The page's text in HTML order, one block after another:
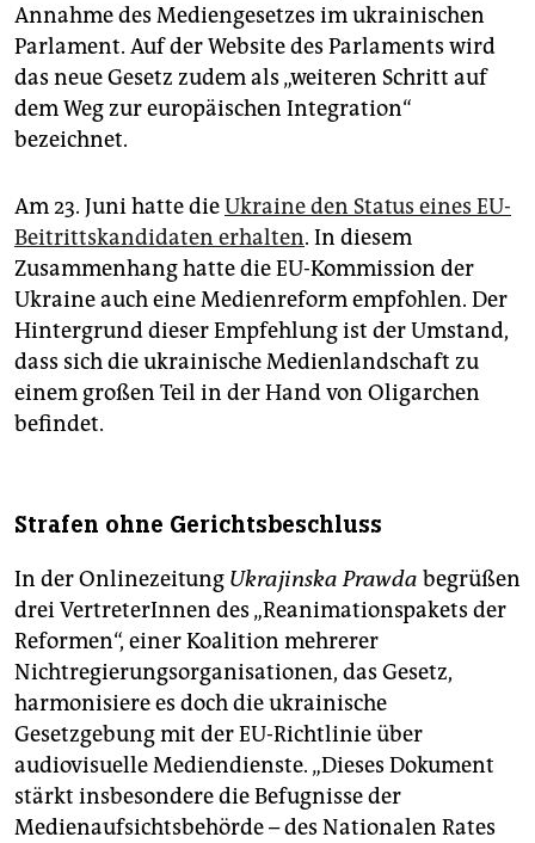
Annahme des Mediengesetzes im ukrainischen
Parlament. Auf der Website des Parlaments wird
das neue Gesetz zudem als „weiteren Schritt auf
dem Weg zur europäischen Integration“
bezeichnet.
Am 23. Juni hatte dieUkraine den Status eines EU-
Beitrittskandidaten erhalten. In diesem
Zusammenhang hatte die EU-Kommission der
Ukraine auch eine Medienreform empfohlen. Der
Hintergrund dieser Empfehlung ist der Umstand,
dass sich die ukrainische Medienlandschaft zu
einem großen Teil in der Hand von Oligarchen
befindet.
Strafen ohne Gerichtsbeschluss
In der Onlinezeitung Ukrajinska Praw­da begrüßen
drei VertreterInnen des „Reanimationspakets der
Reformen“, einer Koalition mehrerer
Nichtregierungsorganisationen, das Gesetz,
harmonisiere es doch die ukrainische
Gesetzgebung mit der EU-Richtlinie über
audiovisuelle Mediendienste. „Dieses Dokument
stärkt insbesondere die Befugnisse der
Medienaufsichtsbehörde – des Nationalen Rates